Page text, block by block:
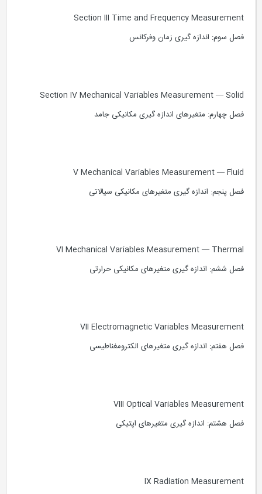
Section III Time and Frequency Measurement
فصل سوم: اندازه گیری زمان وفرکانس
Section IV Mechanical Variables Measurement — Solid
فصل چهارم: متغیرهای اندازه گیری مکانیکی جامد
V Mechanical Variables Measurement — Fluid
فصل پنجم: اندازه گیری متغیرهای مکانیکی سیالاتی
VI Mechanical Variables Measurement — Thermal
فصل ششم: اندازه گیری متغیرهای مکانیکی حرارتی
VII Electromagnetic Variables Measurement
فصل هفتم: اندازه گیری متغیرهای الکترومغناطیسی
VIII Optical Variables Measurement
فصل هشتم: اندازه گیری متغیرهای اپتیکی
IX Radiation Measurement